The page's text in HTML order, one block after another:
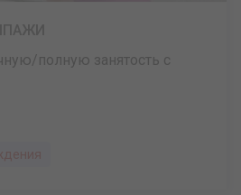
полную занятость с